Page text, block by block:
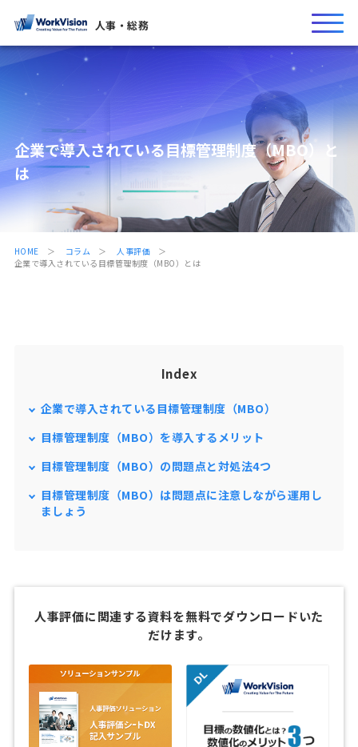
人事・総務
企業で導入されている目標管理制度（MBO）と
は
HOME コラム
人事評価
企業で導入されている目標管理制度（MBO）とは
Index
企業で導入されている目標管理制度（MBO）
目標管理制度（MBO）を導入するメリット
目標管理制度（MBO）の問題点と対処法4つ
目標管理制度（MBO）は問題点に注意しながら運用し
ましょう
人事評価に関連する資料を無料でダウンロードいた
だけます。